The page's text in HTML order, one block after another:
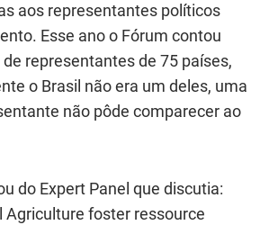
aos representantes políticos
Esse ano o Fórum contou
representantes de 75 países,
o Brasil não era um deles, uma
não pôde comparecer ao
do Expert Panel que discutia:
Agriculture foster ressource